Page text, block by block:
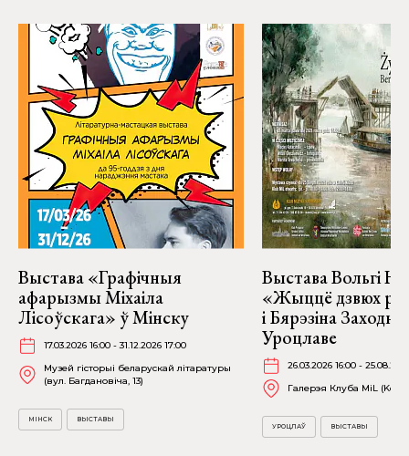
Выстава «Графічныя
афарызмы Міхаіла
Лісоўскага» ў Мінску
17.03.2026 16:00 - 31.12.2026 17:00
Музей гісторыі беларускай літаратуры
(вул. Багдановіча, 13)
МІНСК ВЫСТАВЫ
Выстава Вольгі
«Жыццё дзвюх
і Бярэзіна
Уроцлаве
26.03.2026 16:00 -
Галерэя Клуба MiL
УРОЦЛАЎ ВЫСТАВЫ